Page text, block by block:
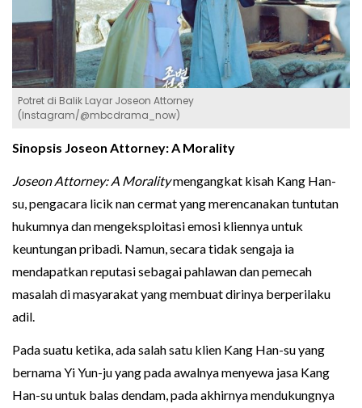
Potret di Balik Layar Joseon Attorney
(Instagram/@mbcdrama_now)
Sinopsis Joseon Attorney: A Morality
Joseon Attorney: A Moralitymengangkat kisah Kang Han-
su, pengacara licik nan cermat yang merencanakan tuntutan
hukumnya dan mengeksploitasi emosi kliennya untuk
keuntungan pribadi. Namun, secara tidak sengaja ia
mendapatkan reputasi sebagai pahlawan dan pemecah
masalah di masyarakat yang membuat dirinya berperilaku
adil.
Pada suatu ketika, ada salah satu klien Kang Han-su yang
bernama Yi Yun-ju yang pada awalnya menyewa jasa Kang
Han-su untuk balas dendam, pada akhirnya mendukungnya